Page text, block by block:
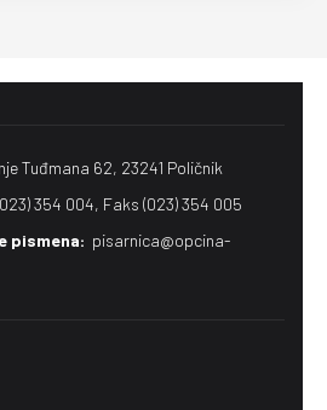
Tuđmana 62, 23241 Poličnik
354 004, Faks (023) 354 005
pismena​: pisarnica@opcina-